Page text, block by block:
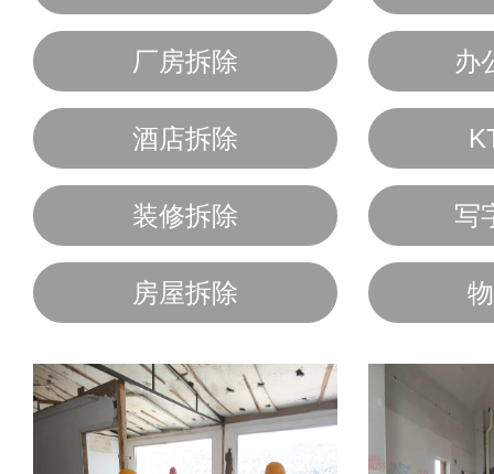
厂房拆除 办
酒店拆除
装修拆除 写
房屋拆除